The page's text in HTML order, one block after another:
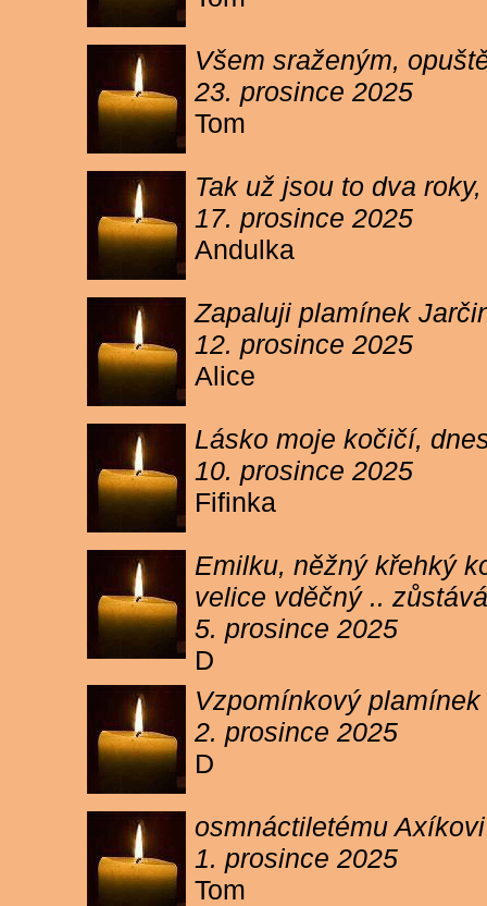
Všem sraženým,
23. prosince 2025
Tom
Tak už jsou to dva
17. prosince 2025
Andulka
Zapaluji plamínek
12. prosince 2025
Alice
Lásko moje kočičí,
10. prosince 2025
Fifinka
Emilku, něžný křehký
velice vděčný ..
5. prosince 2025
D
Vzpomínkový
2. prosince 2025
D
osmnáctiletému
1. prosince 2025
Tom